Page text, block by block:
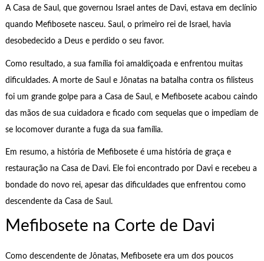
A Casa de Saul, que governou Israel antes de Davi, estava em declínio
quando Mefibosete nasceu. Saul, o primeiro rei de Israel, havia
desobedecido a Deus e perdido o seu favor.
Como resultado, a sua família foi amaldiçoada e enfrentou muitas
dificuldades. A morte de Saul e Jônatas na batalha contra os filisteus
foi um grande golpe para a Casa de Saul, e Mefibosete acabou caindo
das mãos de sua cuidadora e ficado com sequelas que o impediam de
se locomover durante a fuga da sua família.
Em resumo, a história de Mefibosete é uma história de graça e
restauração na Casa de Davi. Ele foi encontrado por Davi e recebeu a
bondade do novo rei, apesar das dificuldades que enfrentou como
descendente da Casa de Saul.
Mefibosete na Corte de Davi
Como descendente de Jônatas, Mefibosete era um dos poucos